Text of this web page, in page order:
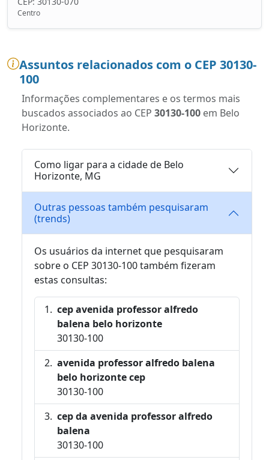
Centro
Assuntos relacionados com o CEP 30130-
100
Informações complementares e os termos mais
buscados associados ao CEP 30130-100 em Belo
Horizonte.
Como ligar para a cidade de Belo
Horizonte, MG
Outras pessoas também pesquisaram
(trends)
Os usuários da internet que pesquisaram
sobre o CEP 30130-100 também fizeram
estas consultas:
cep avenida professor alfredo
balena belo horizonte
30130-100
avenida professor alfredo balena
belo horizonte cep
30130-100
cep da avenida professor alfredo
balena
30130-100